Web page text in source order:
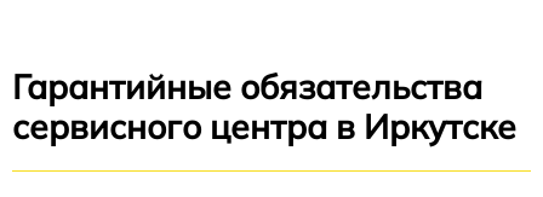
Гарантийные обязательства
сервисного центра в Иркутске